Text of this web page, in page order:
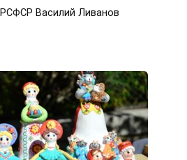
Василий Ливанов